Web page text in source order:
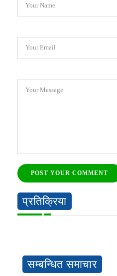
Your Name
Your Email
Your Message
POST YOUR COMMENT
प्रतिक्रिया
सम्बन्धित समाचार